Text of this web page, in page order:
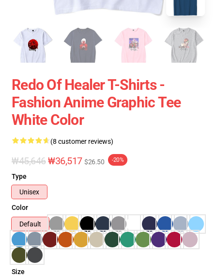
Redo Of Healer T-Shirts -
Fashion Anime Graphic Tee
White Color
(8 customer reviews)
₩45,646₩36,517 $26.50 -20%
Type
Unisex
Color
Default
Size